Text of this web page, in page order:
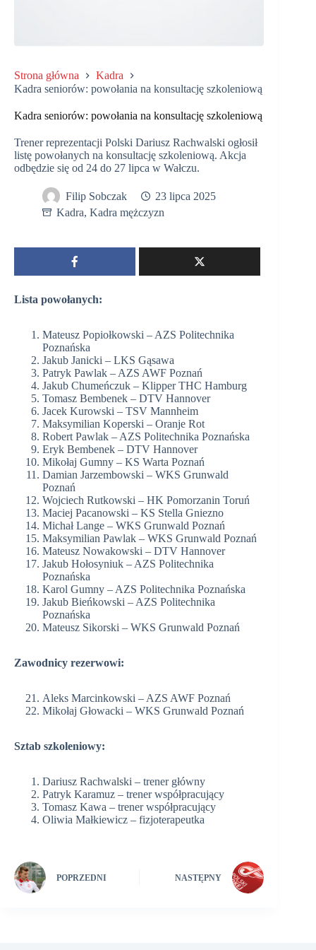
Strona główna
Kadra
Kadra seniorów: powołania na konsultację szkoleniową
Kadra seniorów: powołania na konsultację szkoleniową
Trener reprezentacji Polski Dariusz Rachwalski ogłosił
listę powołanych na konsultację szkoleniową. Akcja
odbędzie się od 24 do 27 lipca w Wałczu.
Filip Sobczak
23 lipca 2025
Kadra, Kadra mężczyzn
Lista powołanych:
Mateusz Popiołkowski – AZS Politechnika
Poznańska
Jakub Janicki – LKS Gąsawa
Patryk Pawlak – AZS AWF Poznań
Jakub Chumeńczuk – Klipper THC Hamburg
Tomasz Bembenek – DTV Hannover
Jacek Kurowski – TSV Mannheim
Maksymilian Koperski – Oranje Rot
Robert Pawlak – AZS Politechnika Poznańska
Eryk Bembenek – DTV Hannover
Mikołaj Gumny – KS Warta Poznań
Damian Jarzembowski – WKS Grunwald
Poznań
Wojciech Rutkowski – HK Pomorzanin Toruń
Maciej Pacanowski – KS Stella Gniezno
Michał Lange – WKS Grunwald Poznań
Maksymilian Pawlak – WKS Grunwald Poznań
Mateusz Nowakowski – DTV Hannover
Jakub Hołosyniuk – AZS Politechnika
Poznańska
Karol Gumny – AZS Politechnika Poznańska
Jakub Bieńkowski – AZS Politechnika
Poznańska
Mateusz Sikorski – WKS Grunwald Poznań
Zawodnicy rezerwowi:
Aleks Marcinkowski – AZS AWF Poznań
Mikołaj Głowacki – WKS Grunwald Poznań
Sztab szkoleniowy:
Dariusz Rachwalski – trener główny
Patryk Karamuz – trener współpracujący
Tomasz Kawa – trener współpracujący
Oliwia Małkiewicz – fizjoterapeutka
POPRZEDNI NASTĘPNY